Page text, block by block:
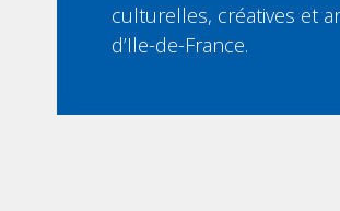
culturelles, créatives et
d’Ile-de-France.